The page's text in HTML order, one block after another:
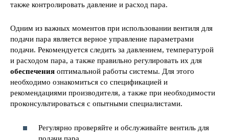
также контролировать давление и расход пара.
Одним из важных моментов при использовании вентиля для
подачи пара является верное управление параметрами
подачи. Рекомендуется следить за давлением, температурой
и расходом пара, а также правильно регулировать их для
обеспечения оптимальной работы системы. Для этого
необходимо ознакомиться со спецификацией и
рекомендациями производителя, а также при необходимости
проконсультироваться с опытными специалистами.
Регулярно проверяйте и обслуживайте вентиль для
подачи пара